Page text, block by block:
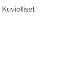
, Kuviolliset